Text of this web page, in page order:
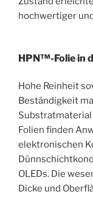
hochwertiger
HPN™-Folie in
Hohe Reinheit
Beständigkeit
Folien finden
elektronischen
OLEDs. Die
Dicke und